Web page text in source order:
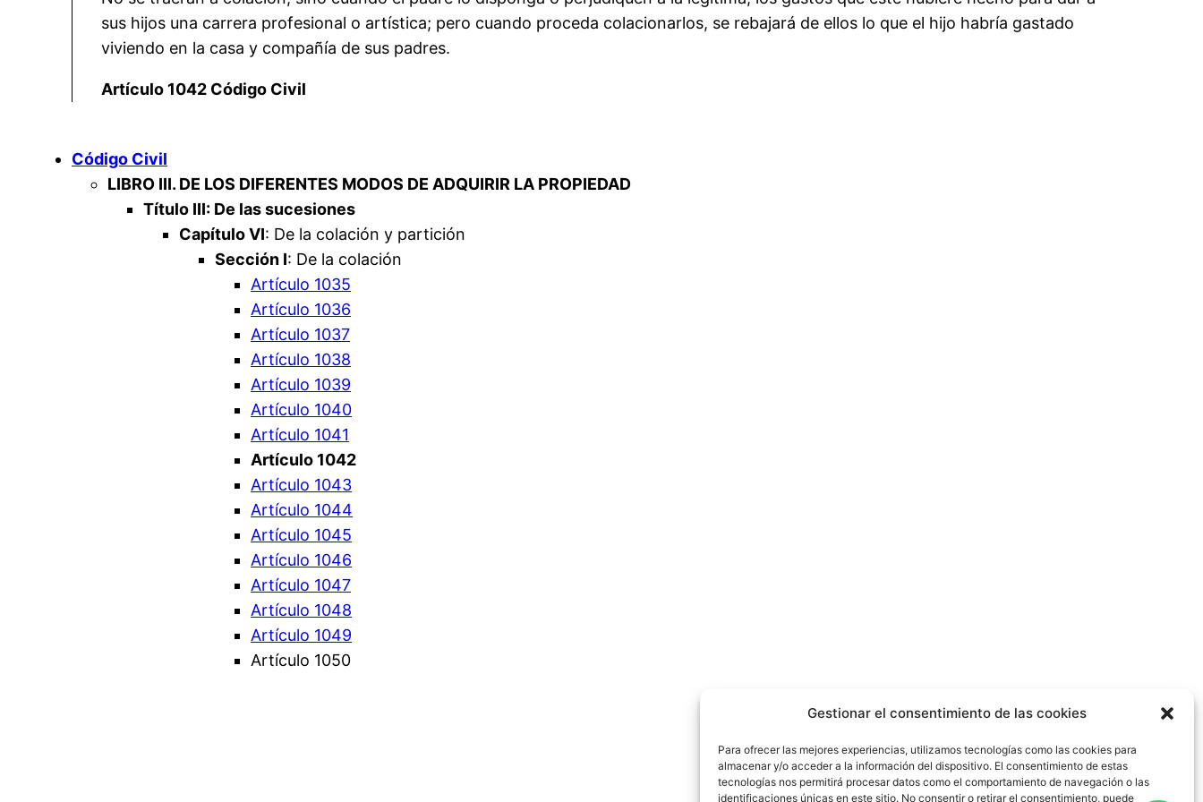
Gestionar el consentimiento de las cookies
Para ofrecer las mejores experiencias, utilizamos tecnologías como las cookies para
almacenar y/o acceder a la información del dispositivo. El consentimiento de estas
tecnologías nos permitirá procesar datos como el comportamiento de navegación o las
identificaciones únicas en este sitio. No consentir o retirar el consentimiento, puede
sus hijos una carrera profesional o artística; pero cuando proceda colacionarlos, se rebajará de ellos lo que el hijo habría gastado
viviendo en la casa y compañía de sus padres.
Artículo 1042 Código Civil
Código Civil
LIBRO III. DE LOS DIFERENTES MODOS DE ADQUIRIR LA PROPIEDAD
Título III: De las sucesiones
Capítulo VI: De la colación y partición
Sección I: De la colación
Artículo 1035
Artículo 1036
Artículo 1037
Artículo 1038
Artículo 1039
Artículo 1040
Artículo 1041
Artículo 1042
Artículo 1043
Artículo 1044
Artículo 1045
Artículo 1046
Artículo 1047
Artículo 1048
Artículo 1049
Artículo 1050